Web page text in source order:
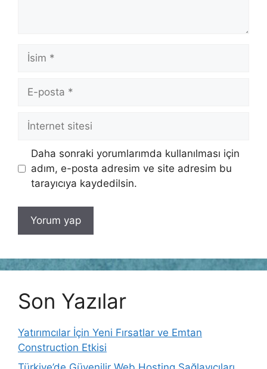
İsim
posta
İnternet
Daha sonraki yorumlarımda kullanılması için
adım, e-posta adresim ve site adresim bu
tarayıcıya kaydedilsin.
Son Yazılar
Yatırımcılar İçin Yeni Fırsatlar ve Emtan
Construction Etkisi